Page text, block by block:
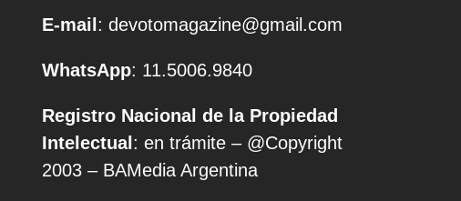
E-mail : devotomagazine@gmail.com
WhatsApp: 11.5006.9840
Registro Nacional de la Propiedad
Intelectual : en trámite – @Copyright
2003 – BAMedia Argentina